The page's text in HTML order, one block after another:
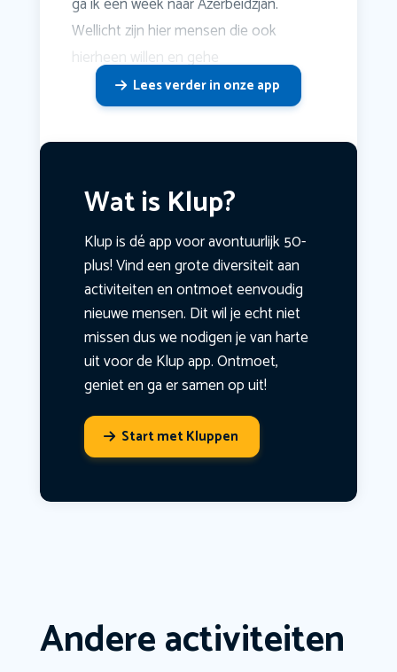
Wellicht zijn hier mensen die ook
hierheen willen en gehe
Lees verder in onze app
Wat is Klup?
Klup is dé app voor avontuurlijk 50-
plus! Vind een grote diversiteit aan
activiteiten en ontmoet eenvoudig
nieuwe mensen. Dit wil je echt niet
missen dus we nodigen je van harte
uit voor de Klup app. Ontmoet,
geniet en ga er samen op uit!
Start met Kluppen
Andere activiteiten